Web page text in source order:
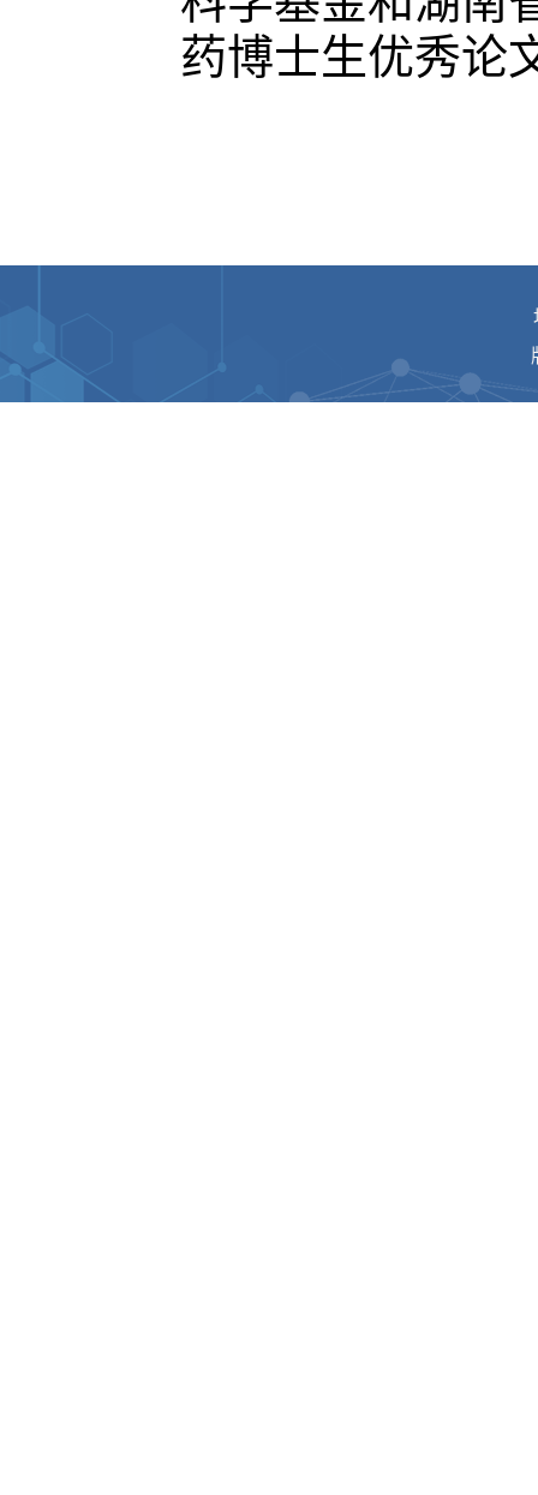
药博士生优秀论